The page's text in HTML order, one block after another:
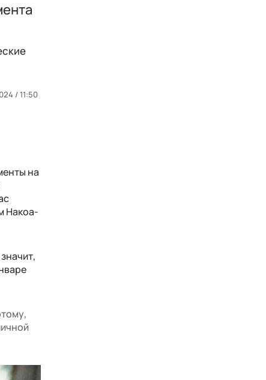
/ 11:50
на
Накоа-